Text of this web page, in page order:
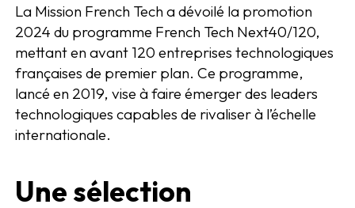
La Mission French Tech a dévoilé la promotion
2024 du programme French Tech Next40/120,
mettant en avant 120 entreprises technologiques
françaises de premier plan. Ce programme,
lancé en 2019, vise à faire émerger des leaders
technologiques capables de rivaliser à l’échelle
internationale.
Une sélection